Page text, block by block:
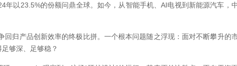
年以23.5%的份额问鼎全球。如今，从智能手机、AI电视到新能源汽车，
回归产品创新效率的终极比拼。一个根本问题随之浮现：面对不断攀升的
够深、足够稳？